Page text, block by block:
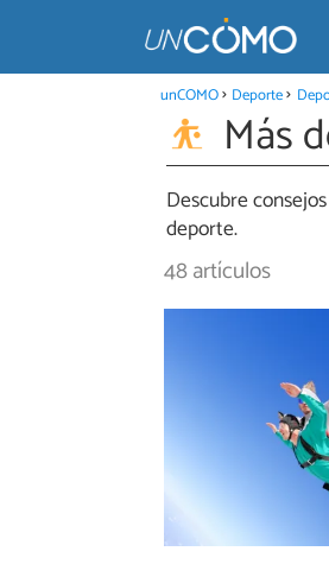
unCOMO Deporte
Más
Descubre
deporte.
48 artículos